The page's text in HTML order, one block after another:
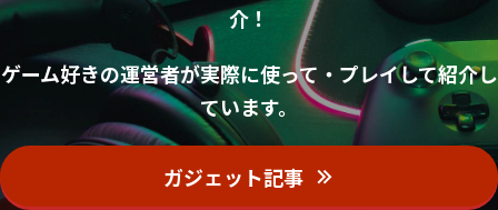
介！
ゲーム好きの運営者が実際に使って・プレイして紹介し
ています。
ガジェット記事